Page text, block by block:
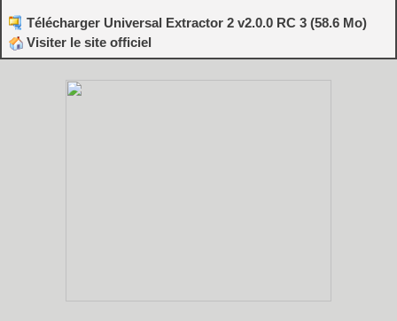
Télécharger Universal Extractor 2 v2.0.0 RC 3 (58.6 Mo)
Visiter le site officiel